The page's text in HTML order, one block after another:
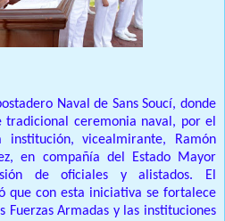
Naval de Sans Soucí, donde
tradicional ceremonia naval, por el
vicealmirante, Ramón
en compañía del Estado Mayor
de oficiales y alistados. El
que con esta iniciativa se fortalece
Armadas y las instituciones